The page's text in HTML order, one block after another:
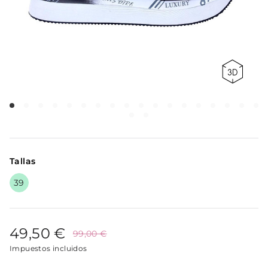
Tallas
39
49,50 € 99,00 €
Impuestos incluidos